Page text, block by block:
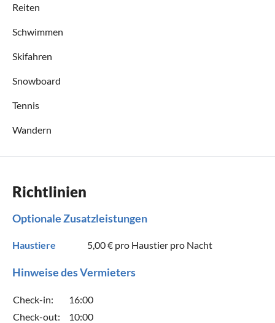
Reiten
Schwimmen
Skifahren
Snowboard
Tennis
Wandern
Richtlinien
Optionale Zusatzleistungen
Haustiere 5,00 € pro Haustier pro Nacht
Hinweise des Vermieters
Check-in:
16:00
Check-out:
10:00